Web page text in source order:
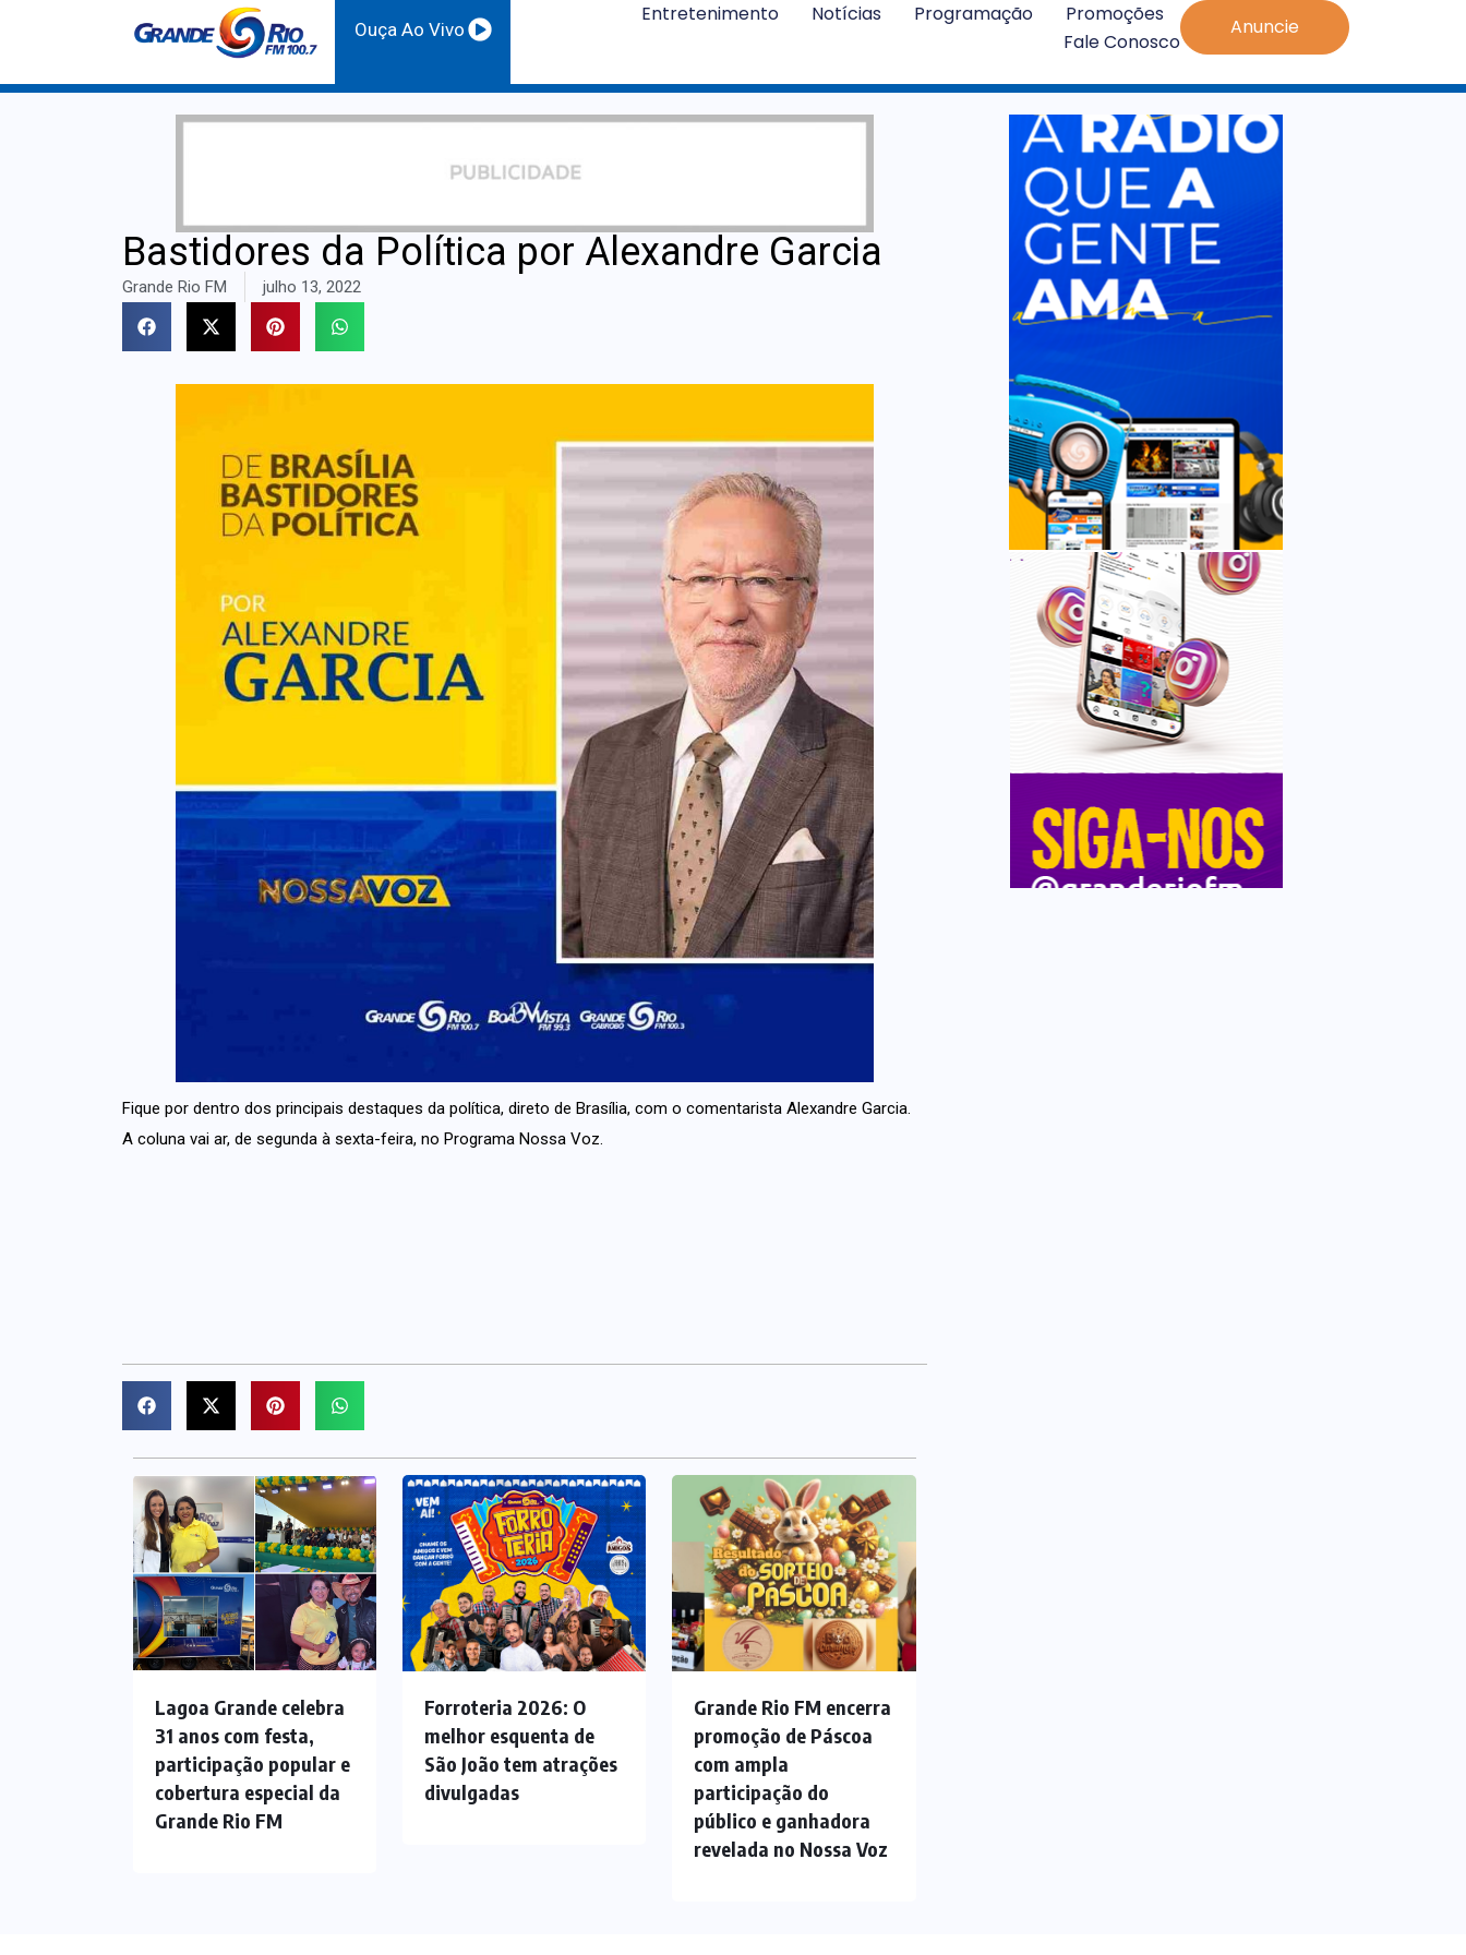
Ouça Ao Vivo
Entretenimento Notícias Programação
Promoções
Fale Conosco
Anuncie
Bastidores da Política por Alexandre Garcia
Grande Rio FM julho 13, 2022
Fique por dentro dos principais destaques da política, direto de Brasília, com o comentarista Alexandre Garcia.
A coluna vai ar, de segunda à sexta-feira, no Programa Nossa Voz.
Lagoa Grande celebra
31 anos com festa,
participação popular e
cobertura especial da
Grande Rio FM
Forroteria 2026: O
melhor esquenta de
São João tem atrações
divulgadas
Grande Rio FM encerra
promoção de Páscoa
com ampla
participação do
público e ganhadora
revelada no Nossa Voz